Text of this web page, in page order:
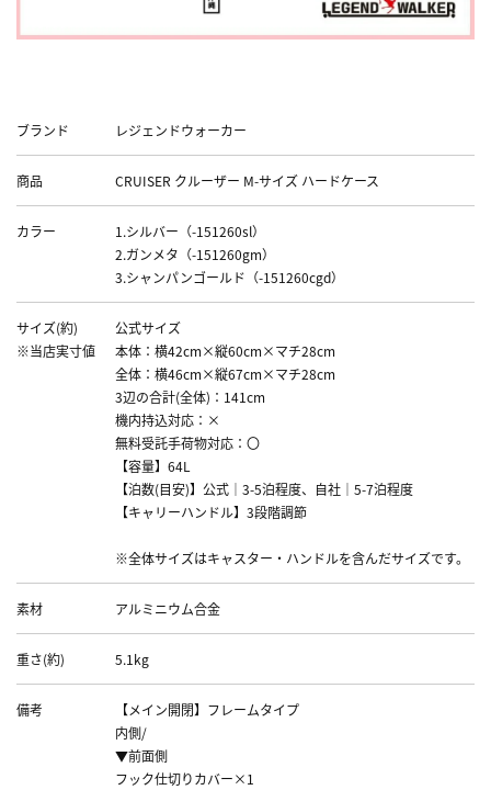
ブランド
レジェンドウォーカー
商品 CRUISER クルーザー M-サイズ ハードケース
カラー
1.シルバー（-151260sl）
2.ガンメタ（-151260gm）
3.シャンパンゴールド（-151260cgd）
サイズ(約)
※当店実寸値
公式サイズ
本体：横42cm×縦60cm×マチ28cm
全体：横46cm×縦67cm×マチ28cm
3辺の合計(全体)：141cm
機内持込対応：×
無料受託手荷物対応：〇
【容量】64L
【泊数(目安)】公式｜3-5泊程度、自社｜5-7泊程度
【キャリーハンドル】3段階調節
※全体サイズはキャスター・ハンドルを含んだサイズです。
素材 アルミニウム合金
重さ(約) 5.1kg
備考
【メイン開閉】フレームタイプ
内側/
▼前面側
フック仕切りカバー×1